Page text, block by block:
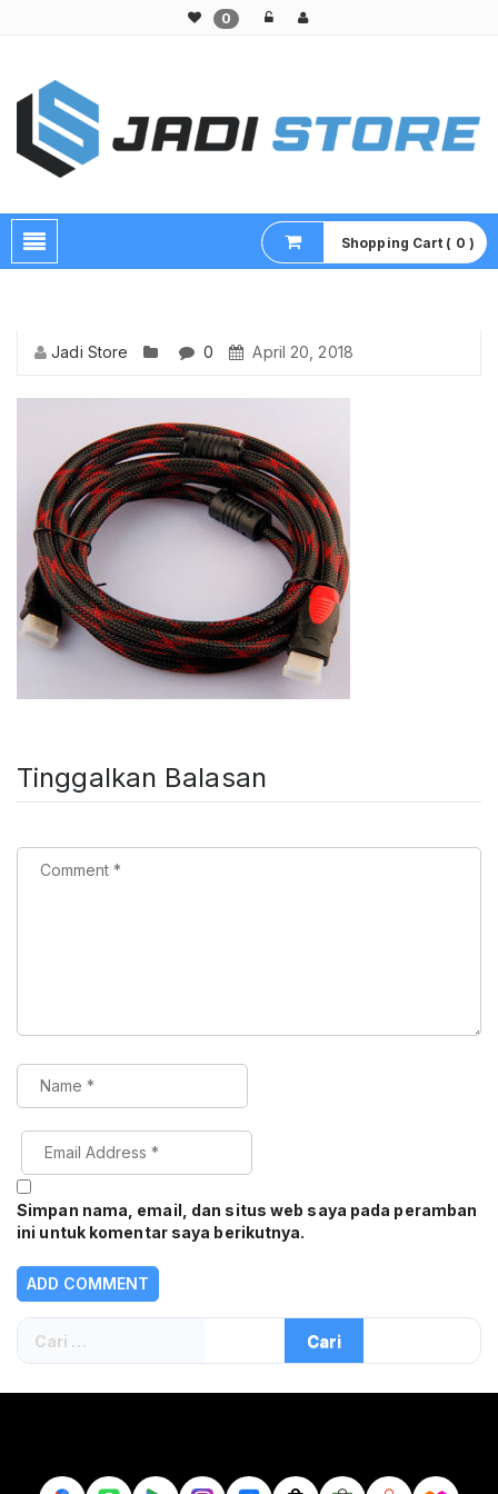
0
Shopping Cart ( 0 )
Jadi Store 0 April 20, 2018
Tinggalkan Balasan
Simpan nama, email, dan situs web saya pada peramban
ini untuk komentar saya berikutnya.
Cari
untuk: